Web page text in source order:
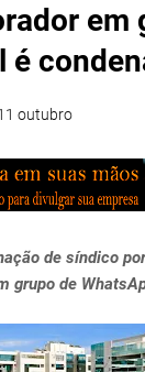
em
é
outubro
de síndico
grupo de